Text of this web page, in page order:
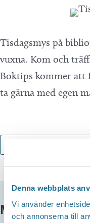
Denna webbplats
Vi använder
och annonserna till
Tisdagsmys på
vuxna. Kom och
Boktips kommer att
ta gärna med egen
MER INFO